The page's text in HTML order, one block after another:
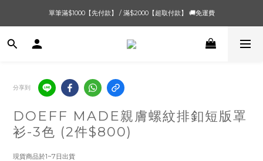
單筆滿$1000【先付款】 / 滿$2000【超取付款】 🚚免運費
單筆滿$1000【先付款】 / 滿$2000【超取付款】 🚚免運費
8/4 夏季最後新品💙20:00 IG直播價 【8/10收單】
分享到
DOEFF MADE親膚螺紋排釦短版罩
衫-3色 (2件$800)
現貨商品於1~7日出貨